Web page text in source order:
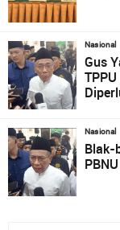
Nasional
Gus
Nasional
Blak-